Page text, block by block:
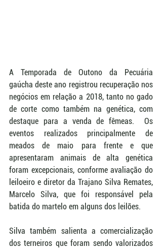
A Temporada de Outono da Pecuária
gaúcha deste ano registrou recuperação nos
negócios em relação a 2018, tanto no gado
de corte como também na genética, com
destaque para a venda de fêmeas.  Os
eventos realizados principalmente de
meados de maio para frente e que
apresentaram animais de alta genética
foram excepcionais, conforme avaliação do
leiloeiro e diretor da Trajano Silva Remates,
Marcelo Silva, que foi responsável pela
batida do martelo em alguns dos leilões.
Silva também salienta a comercialização
dos terneiros que foram sendo valorizados